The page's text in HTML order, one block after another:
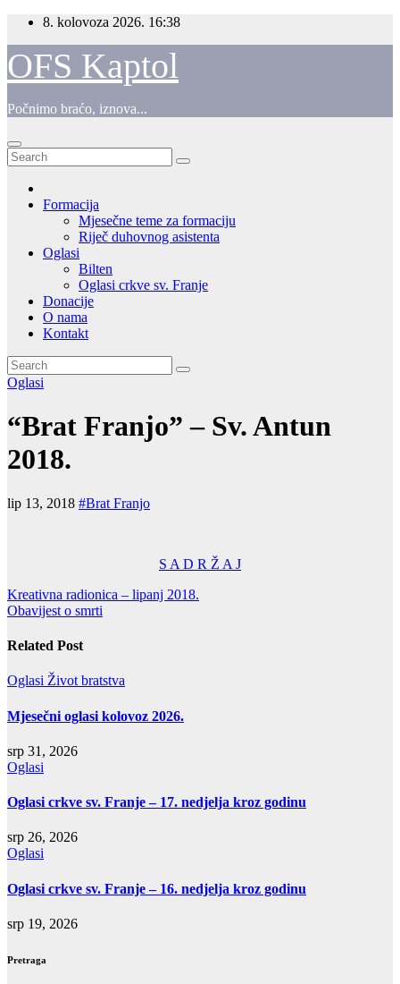
Skip
content
8. kolovoza 2026. 16:38
OFS Kaptol
Počnimo braćo, iznova...
Formacija
Mjesečne teme za formaciju
Riječ duhovnog asistenta
Oglasi
Bilten
Oglasi crkve sv. Franje
Donacije
O nama
Kontakt
Oglasi
“Brat Franjo” – Sv. Antun
2018.
lip 13, 2018 #Brat Franjo
S A D R Ž A J
Navigacija
objava
Kreativna radionica – lipanj 2018.
Obavijest o smrti
Related Post
Oglasi Život bratstva
Mjesečni oglasi kolovoz 2026.
srp 31, 2026
Oglasi
Oglasi crkve sv. Franje – 17. nedjelja kroz godinu
srp 26, 2026
Oglasi
Oglasi crkve sv. Franje – 16. nedjelja kroz godinu
srp 19, 2026
Pretraga